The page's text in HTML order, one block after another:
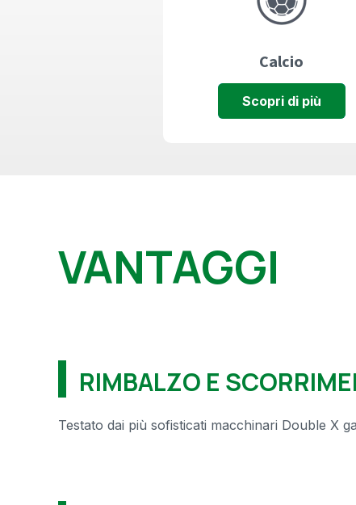
Calcio
Scopri di più
VANTAGGI
RIMBALZO E
Testato dai più sofisticati macchinari Double X